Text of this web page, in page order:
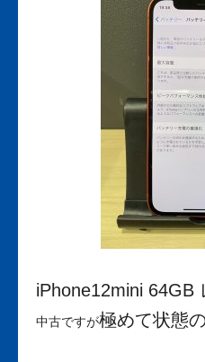
iPhone12mini 64GB
中古ですが極めて状態